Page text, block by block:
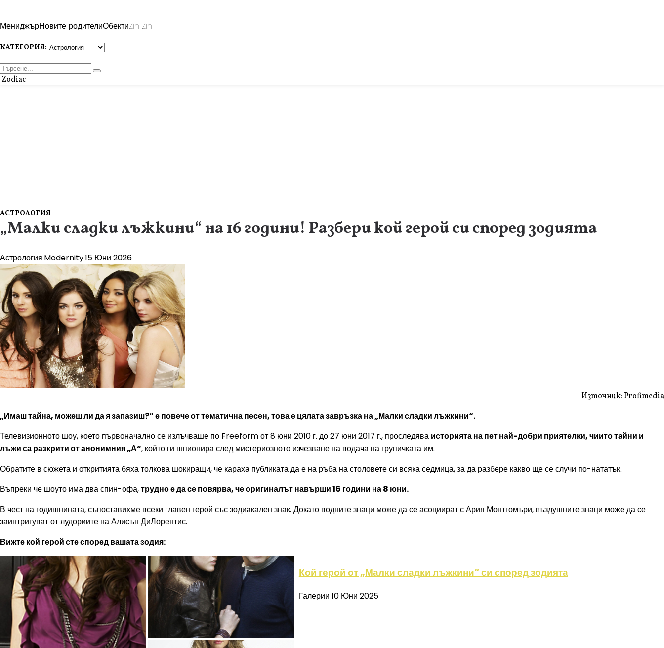
МениджърНовите родителиОбектиZin Zin
КАТЕГОРИЯ:
Zodiac
АСТРОЛОГИЯ
„Малки сладки лъжкини“ на 16 години! Разбери кой герой си според зодията
Астрология Modernity15 Юни 2026
Източник: Profimedia
„Имаш тайна, можеш ли да я запазиш?“ е повече от тематична песен, това е цялата завръзка на „Малки сладки лъжкини“.
Телевизионното шоу, което първоначално се излъчваше по Freeform от 8 юни 2010 г. до 27 юни 2017 г., проследява историята на пет най-добри приятелки, чиито тайни и
лъжи са разкрити от анонимния „А“, който ги шпионира след мистериозното изчезване на водача на групичката им.
Обратите в сюжета и откритията бяха толкова шокиращи, че караха публиката да е на ръба на столовете си всяка седмица, за да разбере какво ще се случи по-нататък.
Въпреки че шоуто има два спин-офа,трудно е да се повярва, че оригиналът навърши 16 години на 8 юни.
В чест на годишнината, съпоставихме всеки главен герой със зодиакален знак. Докато водните знаци може да се асоциират с Ария Монтгомъри, въздушните знаци може да се
заинтригуват от лудориите на Алисън ДиЛорентис.
Вижте кой герой сте според вашата зодия:
Кой герой от „Малки сладки лъжкини“ си според зодията
Галерии 10 Юни 2025